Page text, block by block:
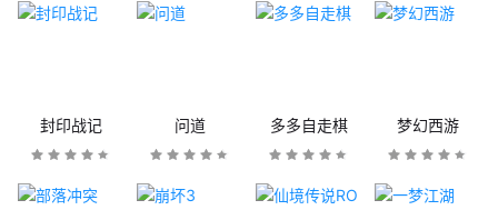
封印战记 问道 多多自走棋 梦幻西游